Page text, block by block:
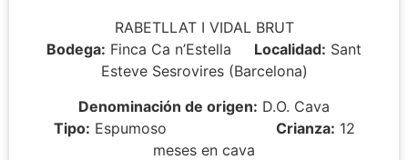
RABETLLAT I VIDAL BRUT
Bodega: Finca Ca n’Estella Localidad: Sant
Esteve Sesrovires (Barcelona)
Denominación de origen: D.O. Cava
Tipo: Espumoso Crianza: 12
meses en cava